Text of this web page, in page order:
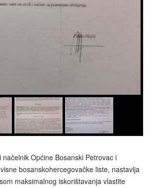
Općine Bosanski Petrovac i
bosanskohercegovačke liste, nastavlja
maksimalnog iskorištavanja vlastite